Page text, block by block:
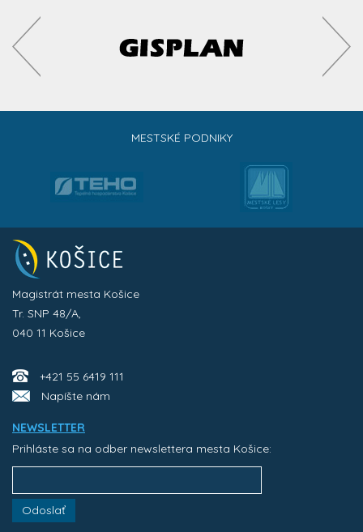
MESTSKÉ PODNIKY
Magistrát mesta Košice
Tr. SNP 48/A,
040 11 Košice
+421 55 6419 111
Napíšte nám
NEWSLETTER
Prihláste sa na odber newslettera mesta Košice:
Odoslať